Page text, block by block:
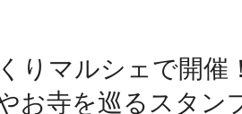
りマルシェで開催
お寺を巡るスタン
鴻巣